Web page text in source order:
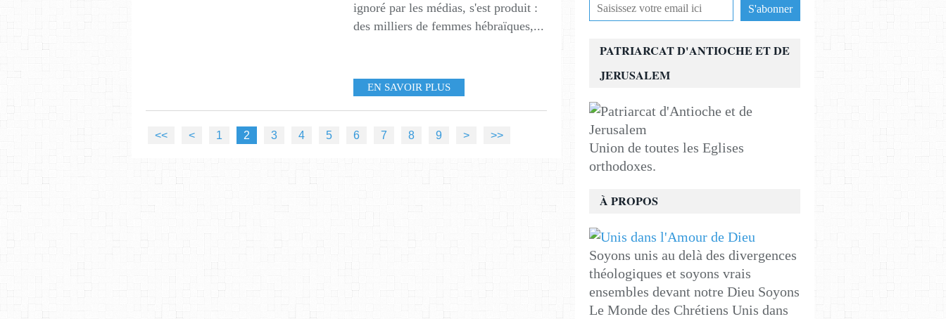
ignoré par les médias, s'est produit :
des milliers de femmes hébraïques,...
EN SAVOIR PLUS
<< < 1 2 3 4 5 6 7 8 9 > >>
PATRIARCAT D'ANTIOCHE ET DE
JERUSALEM
Union de toutes les Eglises
orthodoxes.
À PROPOS
Soyons unis au delà des divergences
théologiques et soyons vrais
ensembles devant notre Dieu Soyons
Le Monde des Chrétiens Unis dans